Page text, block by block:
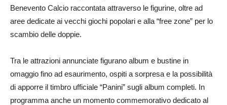
Benevento Calcio raccontata attraverso le figurine, oltre ad
aree dedicate ai vecchi giochi popolari e alla “free zone” per lo
scambio delle doppie.
Tra le attrazioni annunciate figurano album e bustine in
omaggio fino ad esaurimento, ospiti a sorpresa e la possibilità
di apporre il timbro ufficiale “Panini” sugli album completi. In
programma anche un momento commemorativo dedicato al